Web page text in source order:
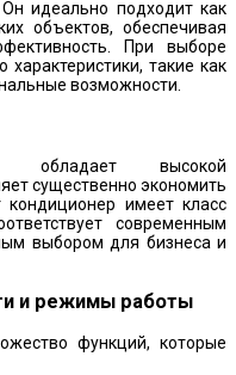
идеально подходит как
объектов, обеспечивая
При выборе
такие как
возможности.
обладает высокой
существенно экономить
кондиционер имеет класс
современным
выбором для бизнеса и
и режимы работы
функций, которые